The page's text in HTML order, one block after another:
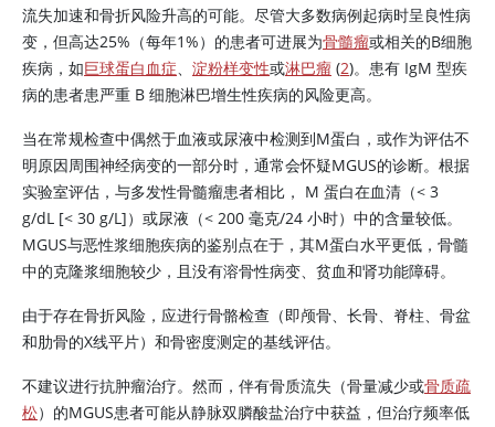
流失加速和骨折风险升高的可能。尽管大多数病例起病时呈良性病
变，但高达25%（每年1%）的患者可进展为骨髓瘤或相关的B细胞
疾病，如巨球蛋白血症、 淀粉样变性或淋巴瘤 (2)。患有 IgM 型疾
病的患者患严重 B 细胞淋巴增生性疾病的风险更高。
当在常规检查中偶然于血液或尿液中检测到M蛋白，或作为评估不
明原因周围神经病变的一部分时，通常会怀疑MGUS的诊断。根据
实验室评估，与多发性骨髓瘤患者相比， M 蛋白在血清（< 3
g/dL [< 30 g/L]）或尿液（< 200 毫克/24 小时）中的含量较低。
MGUS与恶性浆细胞疾病的鉴别点在于，其M蛋白水平更低，骨髓
中的克隆浆细胞较少，且没有溶骨性病变、贫血和肾功能障碍。
由于存在骨折风险，应进行骨骼检查（即颅骨、长骨、脊柱、骨盆
和肋骨的X线平片）和骨密度测定的基线评估。
不建议进行抗肿瘤治疗。然而，伴有骨质流失（骨量减少或骨质疏
松）的MGUS患者可能从静脉双膦酸盐治疗中获益，但治疗频率低